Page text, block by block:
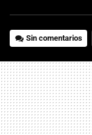
Sin comentarios